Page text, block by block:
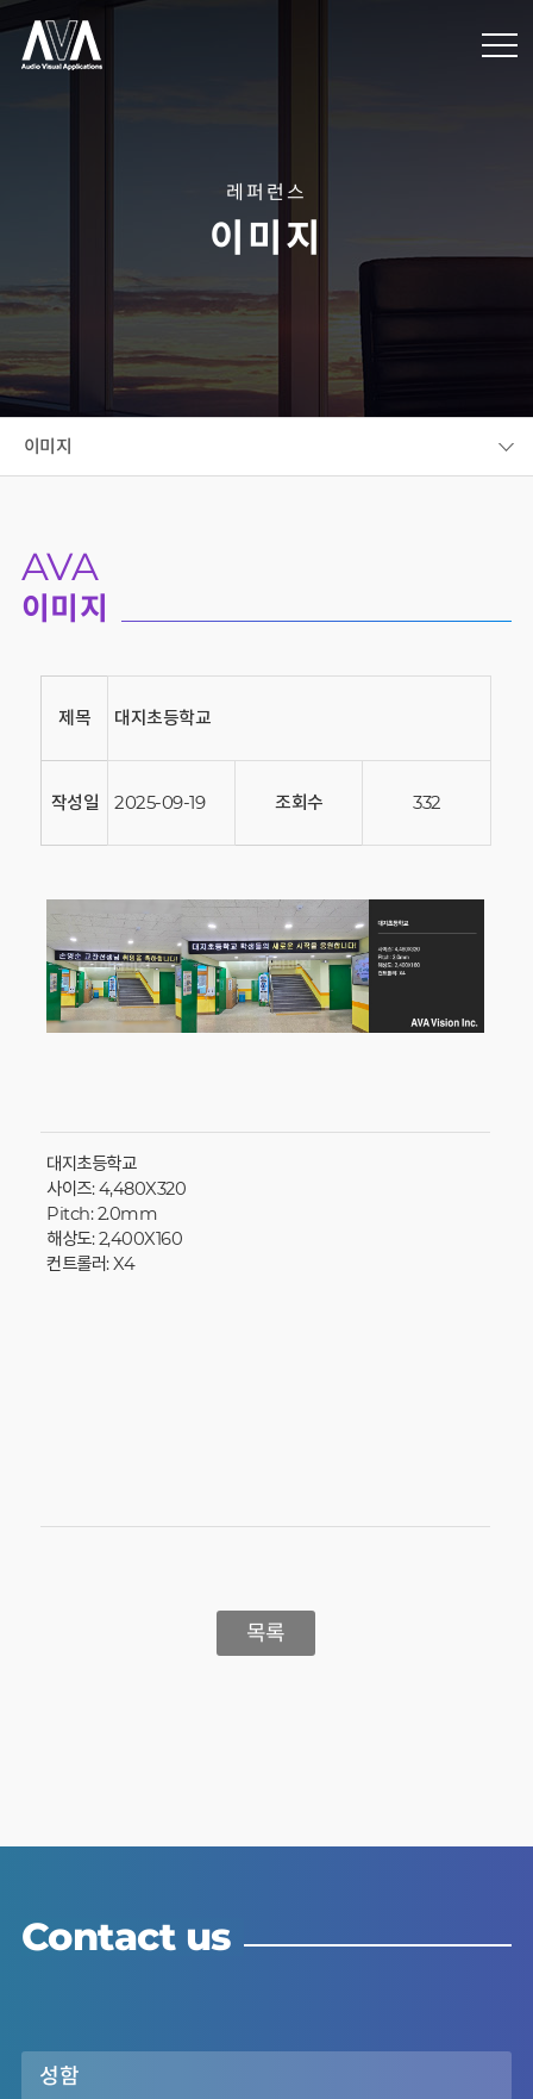
레퍼런스
이미지
이미지
AVA
이미지
제목 대지초등학교
작성일 2025-09-19 조회수 332
대지초등학교
사이즈: 4,480X320
Pitch: 2.0mm
해상도: 2,400X160
컨트롤러: X4
목록
Contact us